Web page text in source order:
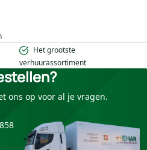
Het grootste
verhuurassortiment
ons op voor al je vragen.